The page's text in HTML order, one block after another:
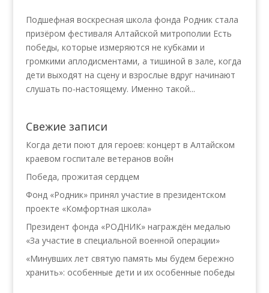
Подшефная воскресная школа фонда Родник стала
призёром фестиваля Алтайской митрополии Есть
победы, которые измеряются не кубками и
громкими аплодисментами, а тишиной в зале, когда
дети выходят на сцену и взрослые вдруг начинают
слушать по-настоящему. Именно такой...
Свежие записи
Когда дети поют для героев: концерт в Алтайском
краевом госпитале ветеранов войн
Победа, прожитая сердцем
Фонд «Родник» принял участие в президентском
проекте «Комфортная школа»
Президент фонда «РОДНИК» награждён медалью
«За участие в специальной военной операции»
«Минувших лет святую память мы будем бережно
хранить»: особенные дети и их особенные победы